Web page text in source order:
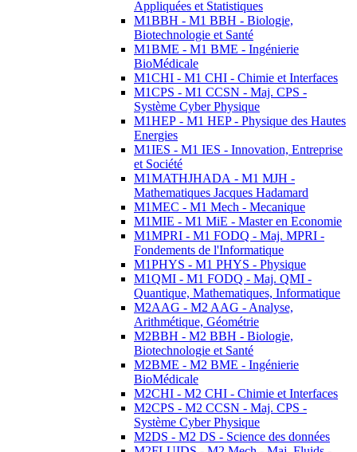
Appliquées et Statistiques
M1BBH - M1 BBH - Biologie,
Biotechnologie et Santé
M1BME - M1 BME - Ingénierie
BioMédicale
M1CHI - M1 CHI - Chimie et Interfaces
M1CPS - M1 CCSN - Maj. CPS -
Système Cyber Physique
M1HEP - M1 HEP - Physique des Hautes
Energies
M1IES - M1 IES - Innovation, Entreprise
et Société
M1MATHJHADA - M1 MJH -
Mathematiques Jacques Hadamard
M1MEC - M1 Mech - Mecanique
M1MIE - M1 MiE - Master en Economie
M1MPRI - M1 FODQ - Maj. MPRI -
Fondements de l'Informatique
M1PHYS - M1 PHYS - Physique
M1QMI - M1 FODQ - Maj. QMI -
Quantique, Mathematiques, Informatique
M2AAG - M2 AAG - Analyse,
Arithmétique, Géométrie
M2BBH - M2 BBH - Biologie,
Biotechnologie et Santé
M2BME - M2 BME - Ingénierie
BioMédicale
M2CHI - M2 CHI - Chimie et Interfaces
M2CPS - M2 CCSN - Maj. CPS -
Système Cyber Physique
M2DS - M2 DS - Science des données